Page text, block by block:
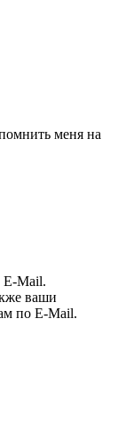
меня на
E-Mail.
ваши
по E-Mail.